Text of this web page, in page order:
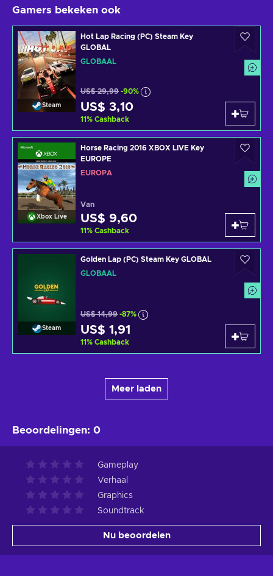
Gamers bekeken ook
Steam
Hot Lap Racing (PC) Steam Key
GLOBAL
GLOBAAL
US$ 29,99 -90%
US$ 3,10
11% Cashback
Xbox Live
Horse Racing 2016 XBOX LIVE Key
EUROPE
EUROPA
Van
US$ 9,60
11% Cashback
Steam
Golden Lap (PC) Steam Key GLOBAL
GLOBAAL
US$ 14,99 -87%
US$ 1,91
11% Cashback
Meer laden
Beoordelingen: 0
Gameplay
Verhaal
Graphics
Soundtrack
Nu beoordelen